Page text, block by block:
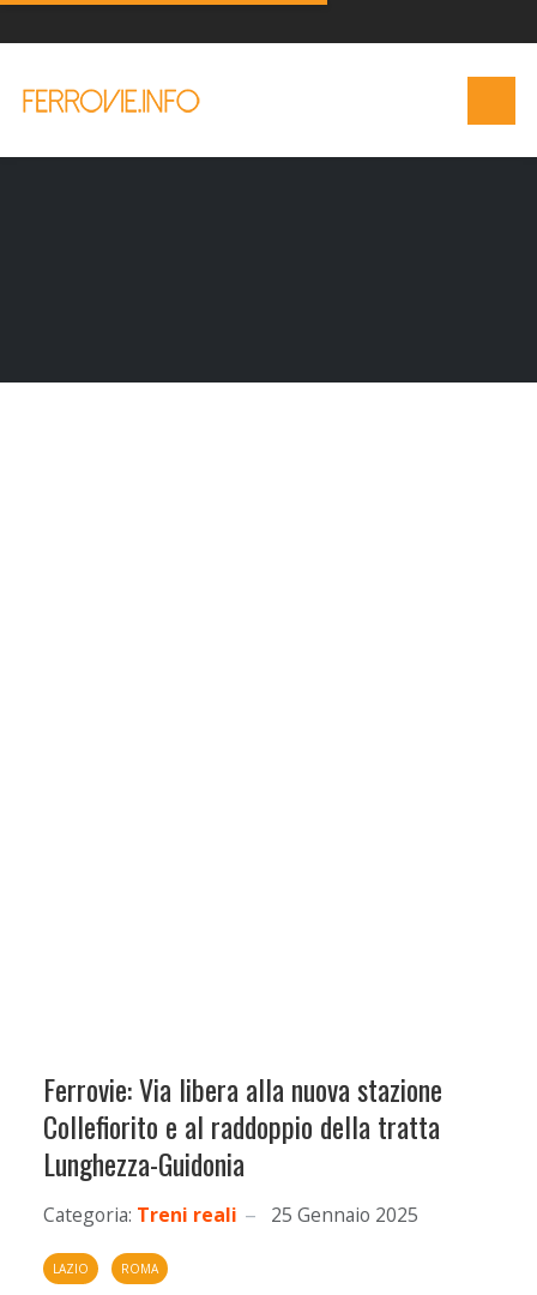
Ferrovie: Via libera alla nuova stazione
Collefiorito e al raddoppio della tratta
Lunghezza-Guidonia
Categoria: Treni reali 25 Gennaio 2025
LAZIO ROMA